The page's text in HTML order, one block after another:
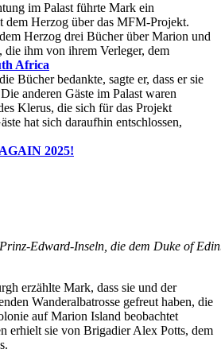
im Palast führte Mark ein
dem Herzog über das MFM-Projekt.
Herzog drei Bücher über Marion und
ihm von ihrem Verleger, dem
Africa
Bücher bedankte, sagte er, dass er sie
anderen Gäste im Palast waren
Klerus, die sich für das Projekt
hat sich daraufhin entschlossen,
2025!
Edward-Inseln, die dem Duke of
erzählte Mark, dass sie und der
Wanderalbatrosse gefreut haben, die
auf Marion Island beobachtet
erhielt sie von Brigadier Alex Potts, dem